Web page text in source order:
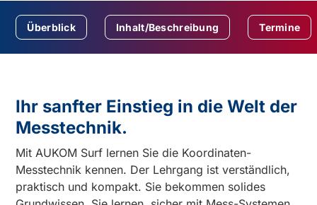
Überblick Inhalt/Beschreibung Termine
Ihr sanfter Einstieg in die Welt der
Messtechnik.
Mit AUKOM Surf lernen Sie die Koordinaten-
Messtechnik kennen. Der Lehrgang ist verständlich,
praktisch und kompakt. Sie bekommen solides